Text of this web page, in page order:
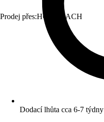
Prodej přes:HORNBACH
Dodací lhůta cca 6-7 týdny